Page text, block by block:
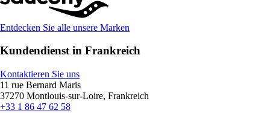
Entdecken Sie alle unsere Marken
Kundendienst in Frankreich
Kontaktieren Sie uns
11 rue Bernard Maris
37270 Montlouis-sur-Loire, Frankreich
+33 1 86 47 62 58